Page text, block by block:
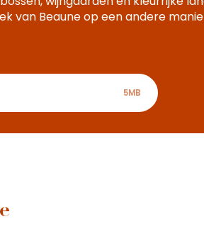
van Beaune op een andere
5MB